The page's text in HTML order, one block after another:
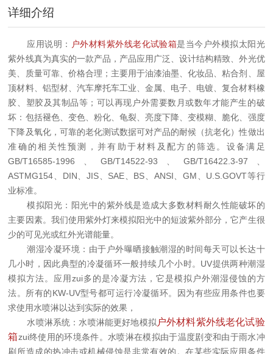
详细介绍
应用说明： 户外材料紫外线老化试验箱是当今户外模拟太阳光
紫外线真为真实的一款产品，产品应用广泛、设计结构精致、外光优
美、质量可靠、价格合理；主要用于油漆油墨、化妆品、粘合剂、屋
顶材料、铝型材、汽车摩托车工业、金属、电子、电镀、复合材料橡
胶、塑胶及其制品等；可以再现户外需要数月或数年才能产生的破
坏：包括褪色、变色、粉化、龟裂、亮度下降、变模糊、脆化、强度
下降及氧化，可靠的老化测试数据可对产品的耐候（抗老化）性做出
准确的相关性预测，并有助于材料及配方的筛选。设备满足
GB/T16585-1996、GB/T14522-93、GB/T16422.3-97、
ASTMG154、DIN、JIS、SAE、BS、ANSI、GM、U.S.GOVT等行
业标准。
模拟阳光：阳光中的紫外线是造成大多数材料耐久性能破坏的
主要因素。我们使用紫外灯来模拟阳光中的短波紫外部分，它产生很
少的可见光或红外光谱能量。
潮湿冷凝环境：由于户外曝晒接触潮湿的时间每天可以长达十
几小时，因此典型的冷凝循环一般持续几个小时。UV提供两种潮湿
模拟方法。应用zui多的是冷凝方法，它是模拟户外潮湿侵蚀的方
法。所有的KW-UV型号都可运行冷凝循环。因为有些应用条件也要
求使用水喷淋以达到实际的效果，
水喷淋系统：水喷淋能更好地模拟 户外材料紫外线老化试验
箱zui终使用的环境条件。水喷淋在模拟由于温度剧变和由于雨水冲
刷所造成的热冲击或机械侵蚀是非常有效的。在某些实际应用条件